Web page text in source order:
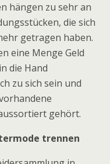
hängen zu sehr an
die sich
getragen haben.
eine Menge Geld
in die Hand
zu sich sein und
gehört.
trennen